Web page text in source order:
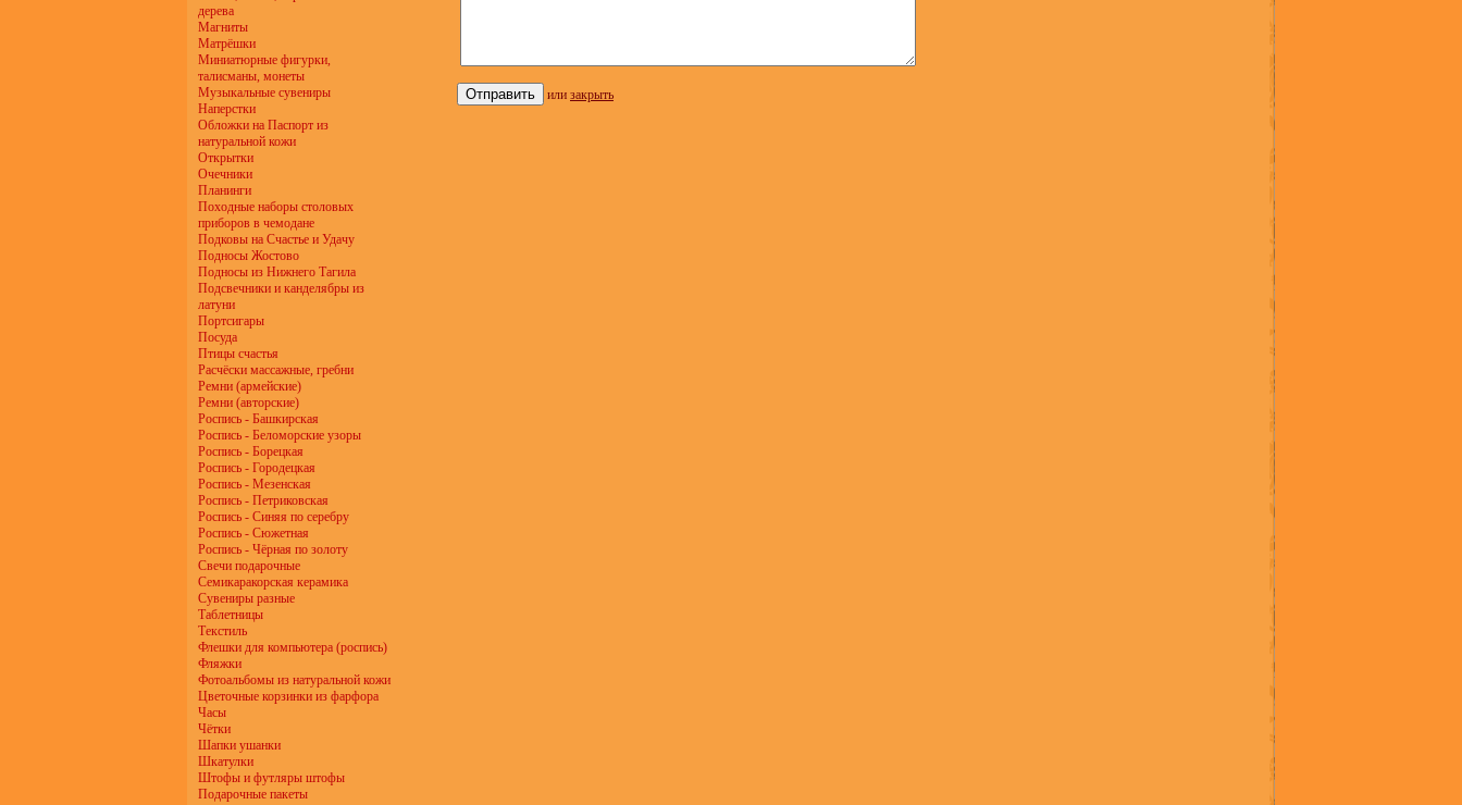
дерева
Магниты
Матрёшки
Миниатюрные фигурки,
талисманы, монеты
Музыкальные сувениры
Наперстки
Обложки на Паспорт из
натуральной кожи
Открытки
Очечники
Планинги
Походные наборы столовых
приборов в чемодане
Подковы на Счастье и Удачу
Подносы Жостово
Подносы из Нижнего Тагила
Подсвечники и канделябры из
латуни
Портсигары
Посуда
Птицы счастья
Расчёски массажные, гребни
Ремни (армейские)
Ремни (авторские)
Роспись - Башкирская
Роспись - Беломорские узоры
Роспись - Борецкая
Роспись - Городецкая
Роспись - Мезенская
Роспись - Петриковская
Роспись - Синяя по серебру
Роспись - Сюжетная
Роспись - Чёрная по золоту
Свечи подарочные
Семикаракорская керамика
Сувениры разные
Таблетницы
Текстиль
Флешки для компьютера (роспись)
Фляжки
Фотоальбомы из натуральной кожи
Цветочные корзинки из фарфора
Часы
Чётки
Шапки ушанки
Шкатулки
Штофы и футляры штофы
Подарочные пакеты
или закрыть